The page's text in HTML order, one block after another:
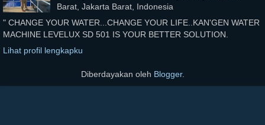
Barat, Jakarta Barat, Indonesia
" CHANGE YOUR WATER...CHANGE YOUR LIFE..KAN'GEN WATER
MACHINE LEVELUX SD 501 IS YOUR BETTER SOLUTION.
Lihat profil lengkapku
Diberdayakan oleh Blogger.